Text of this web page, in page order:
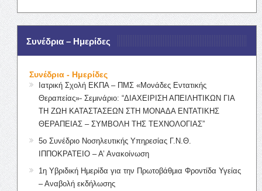
Συνέδρια – Ημερίδες
Συνέδρια - Ημερίδες
Ιατρική Σχολή ΕΚΠΑ – ΠΜΣ «Μονάδες Εντατικής
Θεραπείας»- Σεμινάριο: “ΔΙΑΧΕΙΡΙΣΗ ΑΠΕΙΛΗΤΙΚΩΝ ΓΙΑ
ΤΗ ΖΩΗ ΚΑΤΑΣΤΑΣΕΩΝ ΣΤΗ ΜΟΝΑΔΑ ΕΝΤΑΤΙΚΗΣ
ΘΕΡΑΠΕΙΑΣ – ΣΥΜΒΟΛΗ ΤΗΣ ΤΕΧΝΟΛΟΓΙΑΣ”
5ο Συνέδριο Νοσηλευτικής Υπηρεσίας Γ.Ν.Θ.
ΙΠΠΟΚΡΑΤΕΙΟ – Α’ Ανακοίνωση
1η Υβριδική Ημερίδα για την Πρωτοβάθμια Φροντίδα Υγείας
– Αναβολή εκδήλωσης